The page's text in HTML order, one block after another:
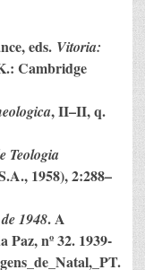
eds. Vitoria:
Cambridge
, II–II, q.
Teologia
1958), 2:288–
1948. A
Paz, nº 32. 1939-